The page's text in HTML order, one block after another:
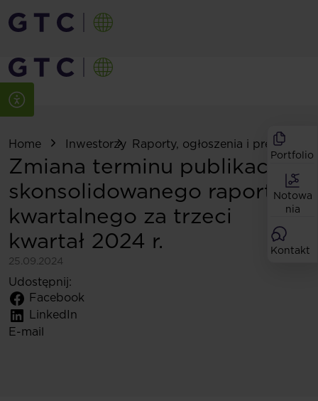
Portfolio
Notowa
nia
Kontakt
Home Inwestorzy Raporty, ogłoszenia i prezentacje
Zmiana terminu publikacji
skonsolidowanego raportu
kwartalnego za trzeci
kwartał 2024 r.
25.09.2024
Udostępnij:
Facebook
LinkedIn
E-mail